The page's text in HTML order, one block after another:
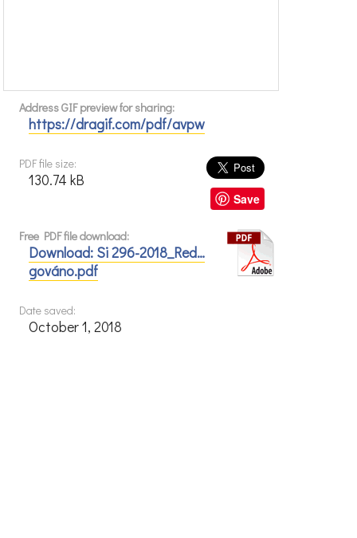
Address GIF preview for sharing:
https://dragif.com/pdf/avpw
Save
PDF file size:
130.74 kB
Free PDF file download:
Download: Si 296-2018_Red…
gováno.pdf
Date saved:
October 1, 2018